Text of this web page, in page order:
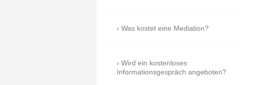
Was kostet eine Mediation?
Wird ein kostenloses
Informationsgespräch angeboten?